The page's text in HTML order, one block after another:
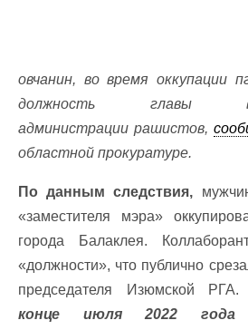
овчанин, во время оккупации
должность главы
администрации рашистов,
областной прокуратуре.
По данным следствия,
«заместителя мэра»
города Балаклея.
«должности», что публично
председателя Изюмской РГА.
конце июля 2022